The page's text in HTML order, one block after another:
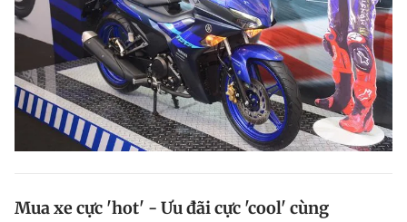
Mua xe cực 'hot' - Ưu đãi cực 'cool' cùng